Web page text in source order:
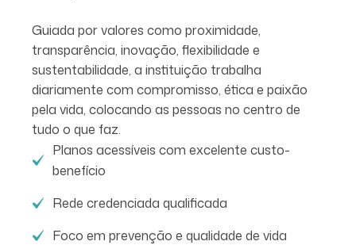
Guiada por valores como proximidade,
transparência, inovação, flexibilidade e
sustentabilidade, a instituição trabalha
diariamente com compromisso, ética e paixão
pela vida, colocando as pessoas no centro de
tudo o que faz.
Planos acessíveis com excelente custo-
benefício
Rede credenciada qualificada
Foco em prevenção e qualidade de vida